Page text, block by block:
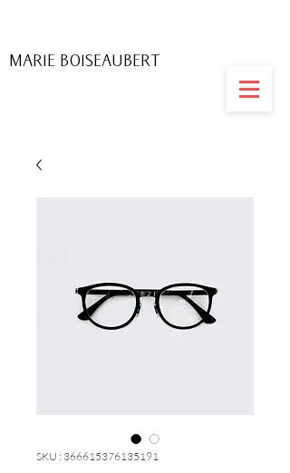
MARIE BOISEAUBERT
SKU : 366615376135191